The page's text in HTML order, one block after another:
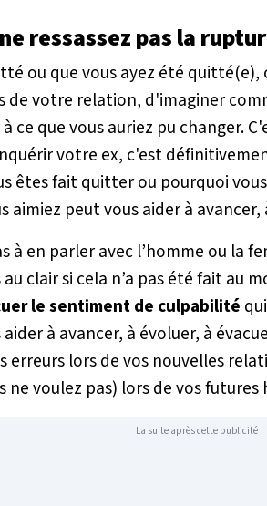
ressassez pas la
ou que vous ayez été quitté(e),
de votre relation, d'imaginer
ce que vous auriez pu changer.
votre ex, c'est
êtes fait quitter ou pourquoi
aimiez peut vous aider à avancer,
à en parler avec l’homme ou la
clair si cela n’a pas été fait au
le sentiment de culpabilité
aider à avancer, à évoluer, à
erreurs lors de vos nouvelles
ne voulez pas) lors de vos futures
La suite après cette publicité